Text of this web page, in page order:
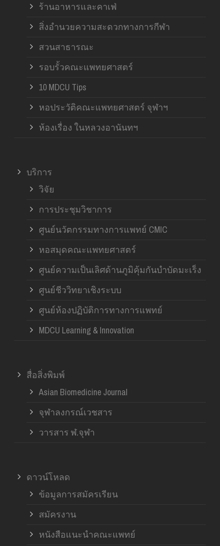
ร้านอาหารและคาเฟ่
สิ่งอำนวยความสะดวกทางการกีฬา
สวนสาธารณะ
รอบรั้วคณะแพทยศาสตร์
10 MDCU Tips
หอประวัติคณะแพทยศาสตร์ จุฬาฯ
ห้องเรื่อง ในหลวงอานันทฯ
บริการ
วิจัย
การประชุมวิชาการ
ศูนย์นวัตกรรมทางการแพทย์ CMIC
หอสมุดคณะแพทยศาสตร์
ศูนย์ความเป็นเลิศด้านภูมิคุ้มกันบำบัดมะเร็ง
ศูนย์ชีววิทยาเชิงระบบ
ศูนย์ห้องปฏิบัติการทางการแพทย์
MDCU Learning & Innovation
สื่อสิ่งพิมพ์
Asian Biomedicine Journal
จุฬาลงกรณ์เวชสาร
วารสาร ฬ.จุฬา
ดาวน์โหลด
ข้อมูลการสมัครเรียน
สมัครงาน
หนังสือแนะนำคณะแพทย์